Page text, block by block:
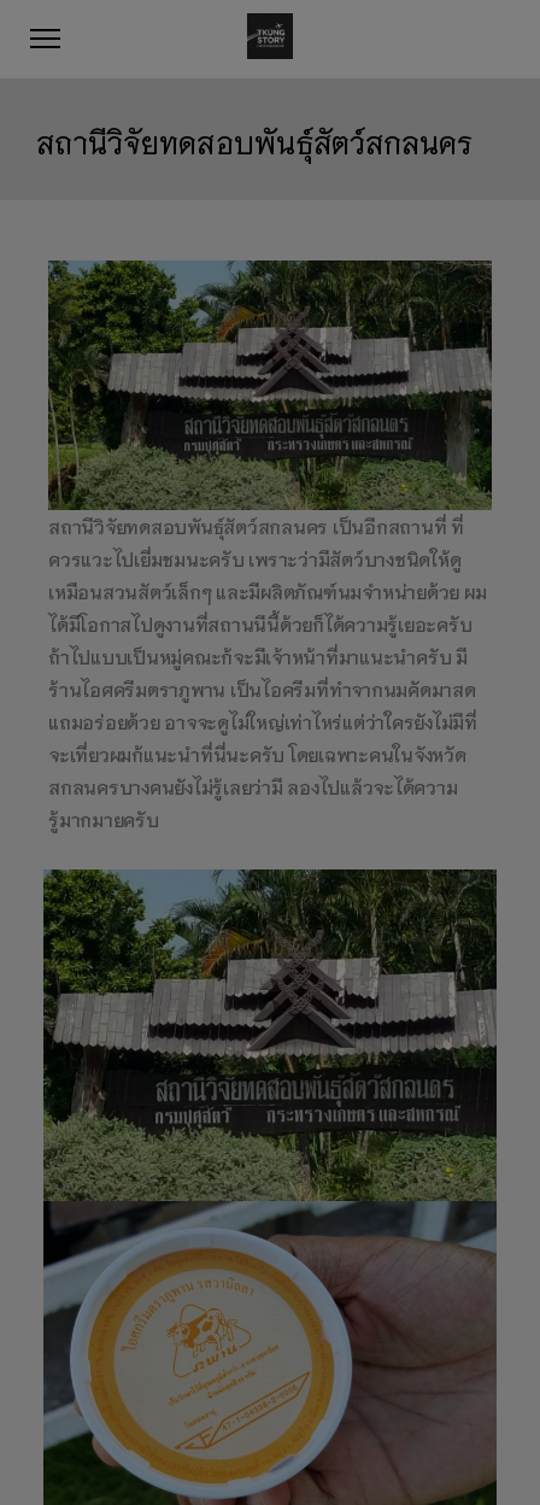
สถานีวิจัยทดสอบพันธุ์สัตว์สกลนคร
สถานีวิจัยทดสอบพันธุ์สัตว์สกลนคร เป็นอีกสถานที่ ที่
ควรแวะไปเยี่มชมนะครับ เพราะว่ามีสัตว์บางชนิดให้ดู
เหมือนสวนสัตว์เล็กๆ และมีผลิตภัณฑ์นมจำหน่ายด้วย ผม
ได้มีโอกาสไปดูงานที่สถานนีนี้ด้วยก็ได้ความรู้เยอะครับ
ถ้าไปแบบเป็นหมู่คณะก้จะมีเจ้าหน้าที่มาแนะนำครับ มี
ร้านไอศครีมตราภูพาน เป็นไอครีมที่ทำจากนมคัดมาสด
แถมอร่อยด้วย อาจจะดูไม่ใหญ่เท่าไหร่แต่ว่าใครยังไม่มีที่
จะเที่ยวผมก้แนะนำที่นี่นะครับ โดยเฉพาะคนในจังหวัด
สกลนครบางคนยังไม่รู้เลยว่ามี ลองไปแล้วจะได้ความ
รู้มากมายครับ